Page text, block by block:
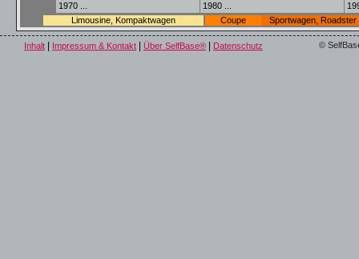
1970 ...
1980 ...
Limousine, Kompaktwagen
Coupe Sportwagen, Roadster
Inhalt Impressum & Kontakt Über SelfBase® Datenschutz ©